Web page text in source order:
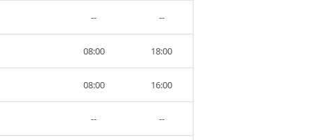
-- --
08:00 18:00
08:00 16:00
-- --